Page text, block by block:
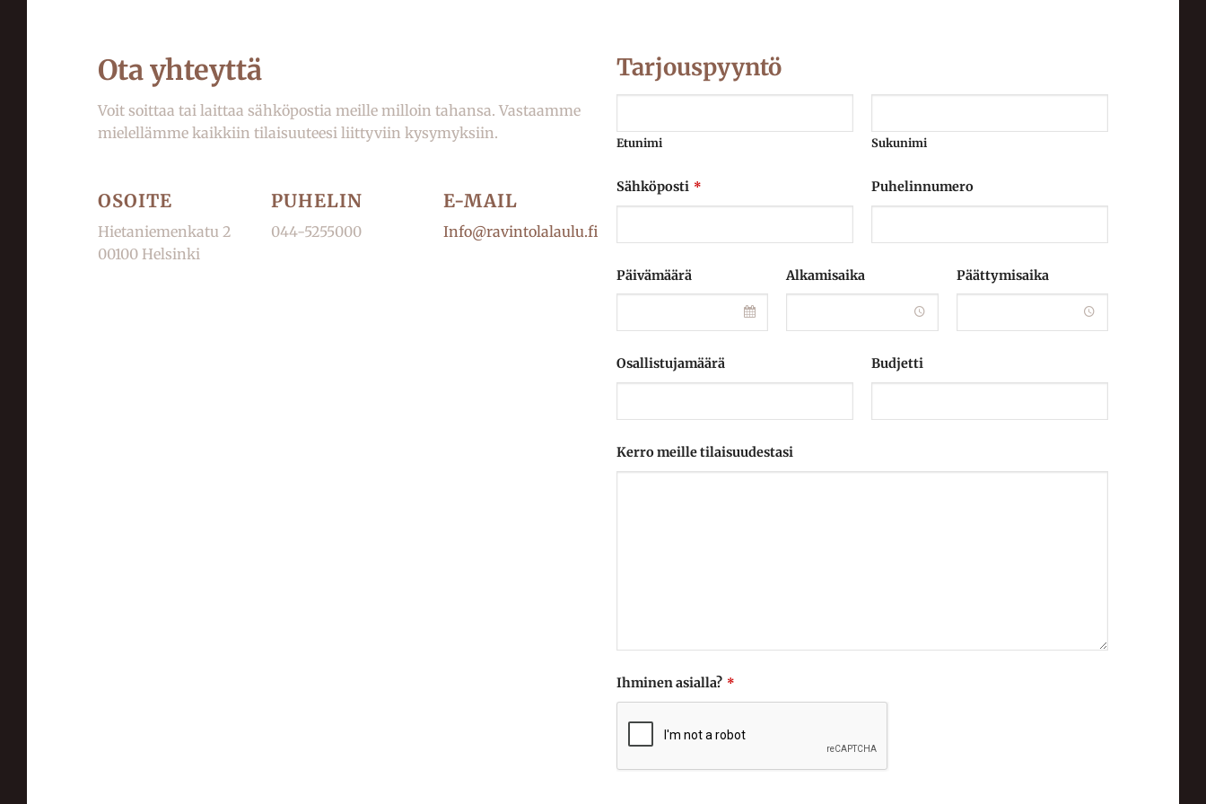
Ota yhteyttä
Voit soittaa tai laittaa sähköpostia meille milloin tahansa. Vastaamme
mielellämme kaikkiin tilaisuuteesi liittyviin kysymyksiin.
OSOITE
Hietaniemenkatu 2
00100 Helsinki
PUHELIN
044-5255000
E-MAIL
Info@ravintolalaulu.fi
Tarjouspyyntö
Etunimi Sukunimi
Sähköposti * Puhelinnumero
Päivämäärä Alkamisaika Päättymisaika
Osallistujamäärä Budjetti
Kerro meille tilaisuudestasi
Ihminen asialla? *